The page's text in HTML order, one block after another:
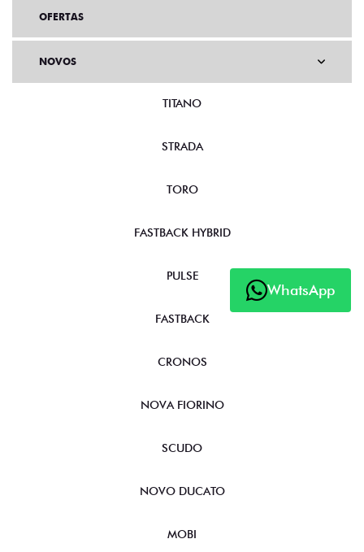
WhatsApp
OFERTAS
NOVOS
TITANO
STRADA
TORO
FASTBACK HYBRID
PULSE
FASTBACK
CRONOS
NOVA FIORINO
SCUDO
NOVO DUCATO
MOBI